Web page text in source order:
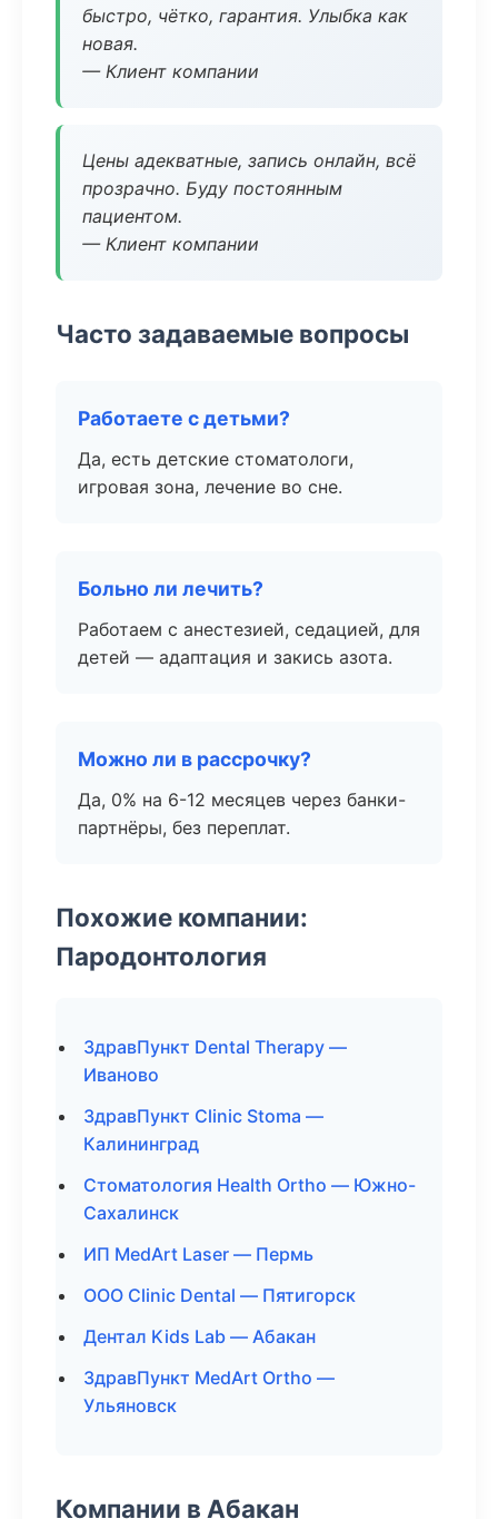
быстро, чётко, гарантия. Улыбка как
новая.
— Клиент компании
Цены адекватные, запись онлайн, всё
прозрачно. Буду постоянным
пациентом.
— Клиент компании
Часто задаваемые вопросы
Работаете с детьми?
Да, есть детские стоматологи,
игровая зона, лечение во сне.
Больно ли лечить?
Работаем с анестезией, седацией, для
детей — адаптация и закись азота.
Можно ли в рассрочку?
Да, 0% на 6-12 месяцев через банки-
партнёры, без переплат.
Похожие компании:
Пародонтология
ЗдравПункт Dental Therapy —
Иваново
ЗдравПункт Clinic Stoma —
Калининград
Стоматология Health Ortho — Южно-
Сахалинск
ИП MedArt Laser — Пермь
ООО Clinic Dental — Пятигорск
Дентал Kids Lab — Абакан
ЗдравПункт MedArt Ortho —
Ульяновск
Компании в Абакан